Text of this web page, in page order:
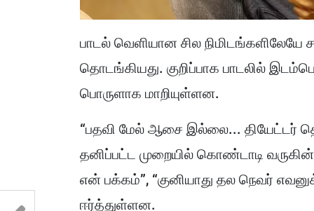
பாடல் வெளியான சில
தொடங்கியது. குறிப்பாக பாடலில்
பொருளாக மாறியுள்ளன.
“பதவி மேல் ஆசை இல்லை... தியேட்டர்
தனிப்பட்ட முறையில் கொண்டாடி
என் பக்கம்”, “குனியாது தல நெவர்
ஈர்த்துள்ளன.